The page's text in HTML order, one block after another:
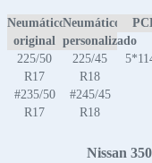
Neumático
original
Neumático
personalizado
225/50
R17
#235/50
R17
225/45
R18
#245/45
R18
Nissan